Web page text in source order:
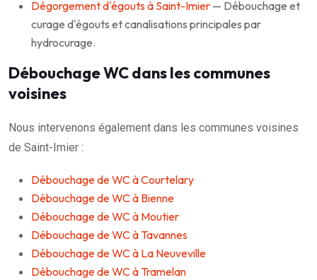
Dégorgement d'égouts à Saint-Imier — Débouchage et
curage d'égouts et canalisations principales par
hydrocurage.
Débouchage WC dans les communes
voisines
Nous intervenons également dans les communes voisines
de Saint-Imier :
Débouchage de WC à Courtelary
Débouchage de WC à Bienne
Débouchage de WC à Moutier
Débouchage de WC à Tavannes
Débouchage de WC à La Neuveville
Débouchage de WC à Tramelan